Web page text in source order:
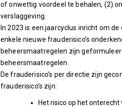
of onwettig voordeel te behalen, (2)
verslaggeving.
In 2023 is een jaarcyclus inricht om
enkele nieuwe frauderisico’s
beheersmaatregelen zijn
beheersmaatregelen.
De frauderisico’s per directie zijn
frauderisico’s zijn:
Het risico op het